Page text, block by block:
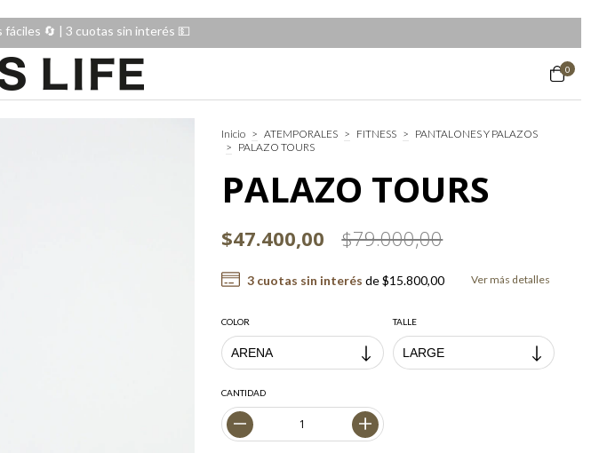
🔄️ | 3 cuotas sin interés 💵
0
Inicio > ATEMPORALES > FITNESS > PANTALONES Y PALAZOS
> PALAZO TOURS
PALAZO TOURS
$47.400,00 $79.000,00
3 cuotas sin interés de$15.800,00 Ver más detalles
COLOR TALLE
CANTIDAD